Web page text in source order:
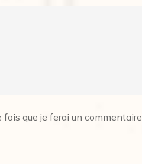
que je ferai un commentaire.